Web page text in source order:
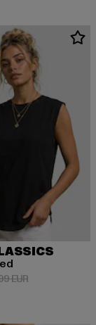
11,99 EUR
EURAktionspreis: